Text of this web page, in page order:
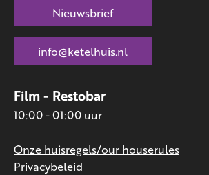
Film - Restobar
10:00 - 01:00 uur
Onze huisregels/our houserules
Privacybeleid
Nieuwsbrief
info@ketelhuis.nl